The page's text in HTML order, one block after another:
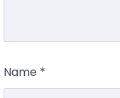
Name *